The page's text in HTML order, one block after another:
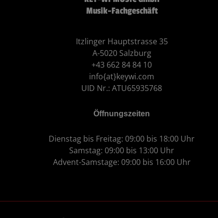
Musik-Fachgeschäft
Itzlinger Hauptstrasse 35
A-5020 Salzburg
+43 662 84 84 10
info{at}keywi.com
UID Nr.: ATU65935768
Öffnungszeiten
Dienstag bis Freitag: 09:00 bis 18:00 Uhr
Samstag: 09:00 bis 13:00 Uhr
Advent-Samstage: 09:00 bis 16:00 Uhr